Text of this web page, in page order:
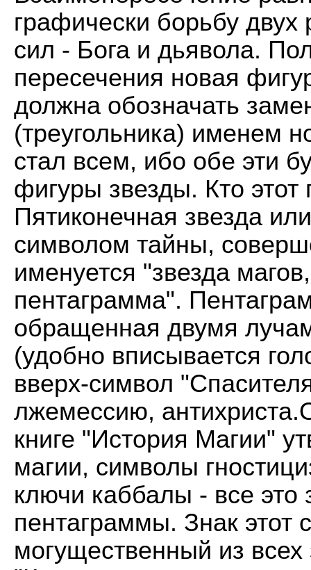
графически борьбу
сил - Бога и дьявола.
пересечения новая
должна обозначать
(треугольника) именем
стал всем, ибо обе эти
фигуры звезды. Кто
Пятиконечная звезда
символом тайны,
именуется "звезда
пентаграмма".
обращенная двумя
(удобно вписывается
вверх-символ
лжемессию,
книге "История Магии"
магии, символы
ключи каббалы - все это
пентаграммы. Знак
могущественный из